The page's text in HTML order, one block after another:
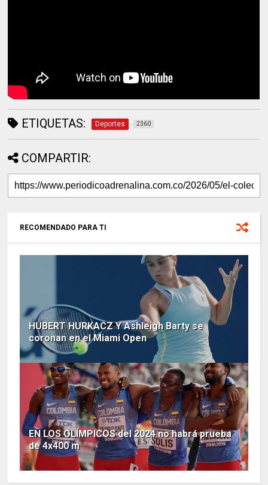
ETIQUETAS: Deportes 2360
COMPARTIR:
RECOMENDADO PARA TI
HUBERT HURKACZ Y Ashleigh Barty se
coronan en el Miami Open
EN LOS OLÍMPICOS del 2024 no habrá prueba
de 4x400 m